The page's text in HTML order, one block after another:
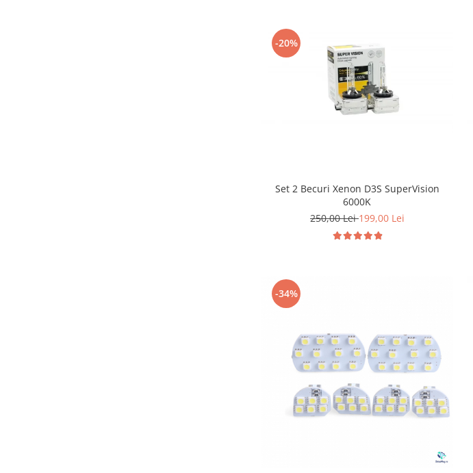
-20%
Set 2 Becuri Xenon D3S SuperVision
6000K
250,00 Lei199,00 Lei
-34%